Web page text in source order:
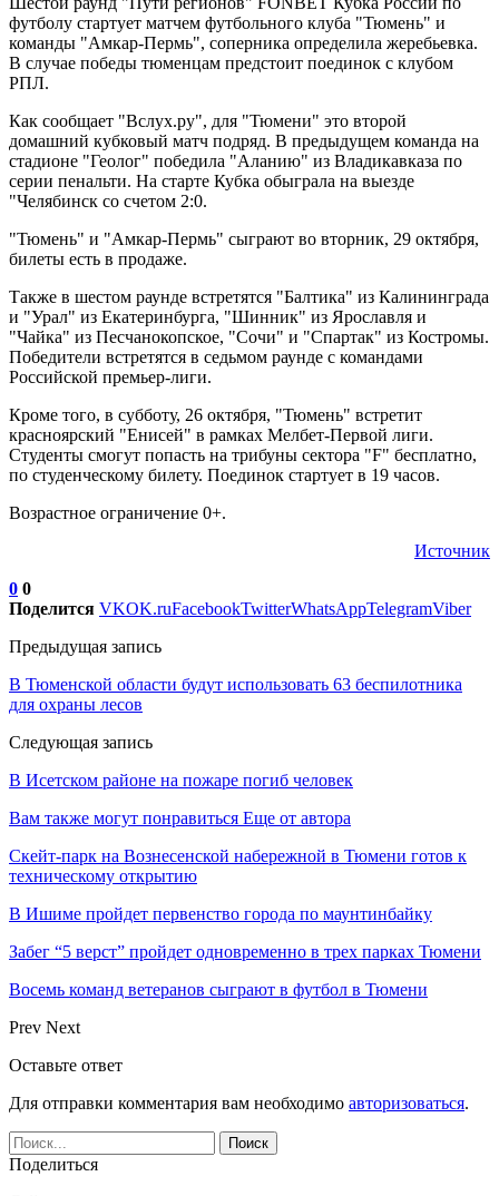
футболу стартует матчем футбольного клуба "Тюмень" и
команды "Амкар-Пермь", соперника определила жеребьевка.
В случае победы тюменцам предстоит поединок с клубом
РПЛ.
Как сообщает "Вслух.ру", для "Тюмени" это второй
домашний кубковый матч подряд. В предыдущем команда на
стадионе "Геолог" победила "Аланию" из Владикавказа по
серии пенальти. На старте Кубка обыграла на выезде
"Челябинск со счетом 2:0.
"Тюмень" и "Амкар-Пермь" сыграют во вторник, 29 октября,
билеты есть в продаже.
Также в шестом раунде встретятся "Балтика" из Калининграда
и "Урал" из Екатеринбурга, "Шинник" из Ярославля и
"Чайка" из Песчанокопское, "Сочи" и "Спартак" из Костромы.
Победители встретятся в седьмом раунде с командами
Российской премьер-лиги.
Кроме того, в субботу, 26 октября, "Тюмень" встретит
красноярский "Енисей" в рамках Мелбет-Первой лиги.
Студенты смогут попасть на трибуны сектора "F" бесплатно,
по студенческому билету. Поединок стартует в 19 часов.
Возрастное ограничение 0+.
Источник
0 0
Поделится VKOK.ruFacebookTwitterWhatsAppTelegramViber
Предыдущая запись
В Тюменской области будут использовать 63 беспилотника
для охраны лесов
Следующая запись
В Исетском районе на пожаре погиб человек
Вам также могут понравиться Еще от автора
Скейт-парк на Вознесенской набережной в Тюмени готов к
техническому открытию
В Ишиме пройдет первенство города по маунтинбайку
Забег “5 верст” пройдет одновременно в трех парках Тюмени
Восемь команд ветеранов сыграют в футбол в Тюмени
Prev Next
Оставьте ответ
Для отправки комментария вам необходимо авторизоваться.
Поделиться